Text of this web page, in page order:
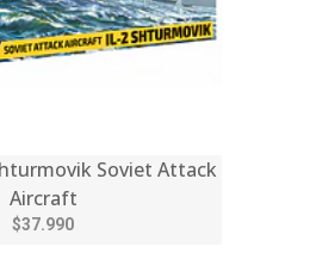
Soviet Attack
Aircraft
$37.990